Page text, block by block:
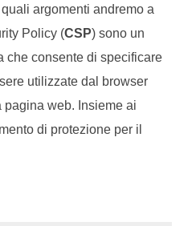
argomenti andremo a
Policy (CSP) sono un
che consente di specificare
utilizzate dal browser
web. Insieme ai
di protezione per il